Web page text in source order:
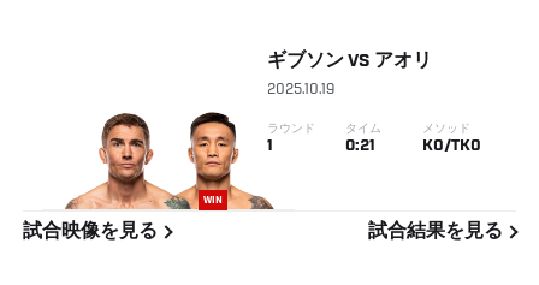
WIN
ギブソン VS アオリ
2025.10.19
ラウンド
1
タイム
0:21
メソッド
KO/TKO
試合映像を見る 試合結果を見る